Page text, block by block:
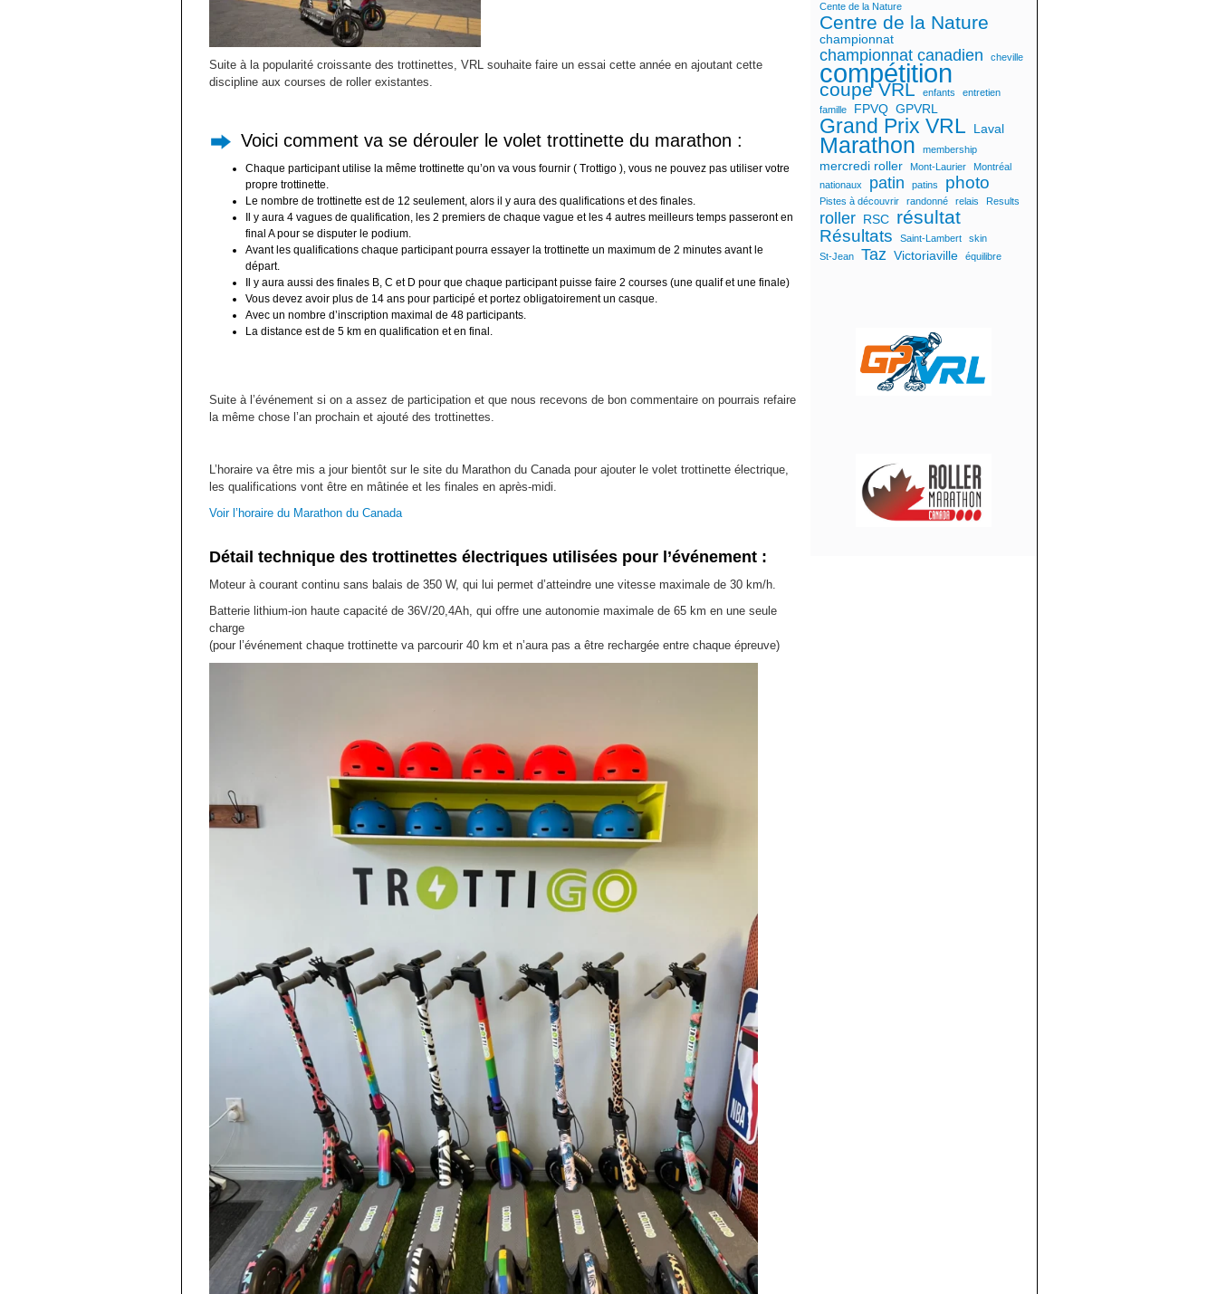
Suite à la popularité croissante des trottinettes, VRL souhaite faire un essai cette année en ajoutant cette
discipline aux courses de roller existantes.
Voici comment va se dérouler le volet trottinette du marathon :
Chaque participant utilise la même trottinette qu’on va vous fournir ( Trottigo ), vous ne pouvez pas utiliser votre
propre trottinette.
Le nombre de trottinette est de 12 seulement, alors il y aura des qualifications et des finales.
Il y aura 4 vagues de qualification, les 2 premiers de chaque vague et les 4 autres meilleurs temps passeront en
final A pour se disputer le podium.
Avant les qualifications chaque participant pourra essayer la trottinette un maximum de 2 minutes avant le
départ.
Il y aura aussi des finales B, C et D pour que chaque participant puisse faire 2 courses (une qualif et une finale)
Vous devez avoir plus de 14 ans pour participé et portez obligatoirement un casque.
Avec un nombre d’inscription maximal de 48 participants.
La distance est de 5 km en qualification et en final.
Suite à l’événement si on a assez de participation et que nous recevons de bon commentaire on pourrais refaire
la même chose l’an prochain et ajouté des trottinettes.
L’horaire va être mis a jour bientôt sur le site du Marathon du Canada pour ajouter le volet trottinette électrique,
les qualifications vont être en mâtinée et les finales en après-midi.
Voir l’horaire du Marathon du Canada
Détail technique des trottinettes électriques utilisées pour l’événement :
Moteur à courant continu sans balais de 350 W, qui lui permet d’atteindre une vitesse maximale de 30 km/h.
Batterie lithium-ion haute capacité de 36V/20,4Ah, qui offre une autonomie maximale de 65 km en une seule
charge
(pour l’événement chaque trottinette va parcourir 40 km et n’aura pas a être rechargée entre chaque épreuve)
Cente de la Nature
Centre de la Nature
championnat
championnat canadien cheville
compétition
coupe VRL enfants
entretien
famille
FPVQ GPVRL
Grand Prix VRL Laval
Marathon membership
mercredi roller Mont-Laurier
Montréal
nationaux
patin patins photo
Pistes à découvrir randonné relais Results
roller RSC résultat
Résultats Saint-Lambert
skin
St-Jean
Taz Victoriaville équilibre